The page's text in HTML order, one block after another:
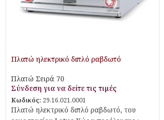
Πλατώ ηλεκτρικό διπλό ραβδωτό
Πλατώ Σειρά 70
Σύνδεση για να δείτε τις τιμές
Κωδικός: 29.16.021.0001
Πλατώ ηλεκτρικό διπλό ραβδωτό, του